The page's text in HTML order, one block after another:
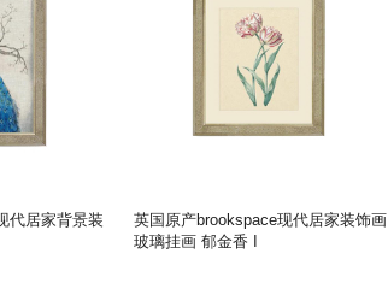
代居家背景装
英国原产brookspace现代居家装饰画
玻璃挂画 郁金香 I